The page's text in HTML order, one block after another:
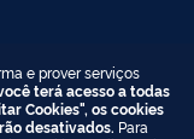
e prover serviços
terá acesso a todas
Cookies", os cookies
desativados. Para